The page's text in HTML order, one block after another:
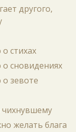
другого,
стихах
о сновидениях
о зевоте
чихнувшему
желать блага